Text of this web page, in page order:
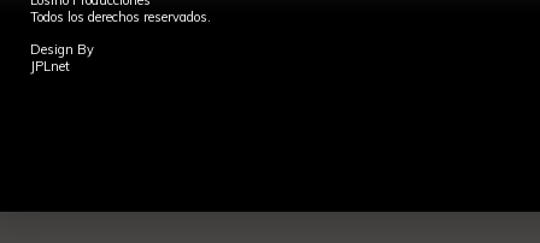
Todos los derechos reservados.
Design By
JPLnet